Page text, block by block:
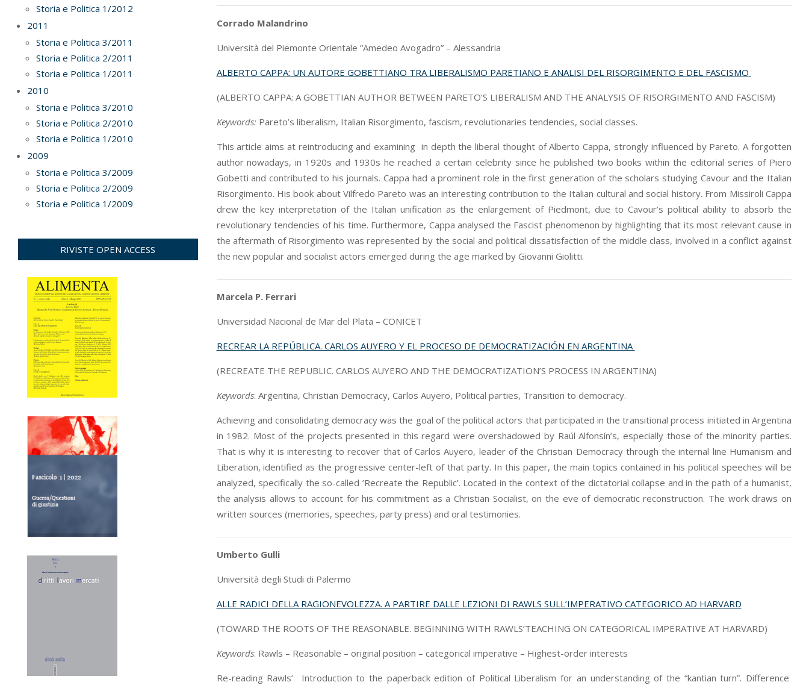
Corrado Malandrino
Università del Piemonte Orientale “Amedeo Avogadro” – Alessandria
ALBERTO CAPPA: UN AUTORE GOBETTIANO TRA LIBERALISMO PARETIANO E ANALISI DEL RISORGIMENTO E DEL FASCISMO
(ALBERTO CAPPA: A GOBETTIAN AUTHOR BETWEEN PARETO’S LIBERALISM AND THE ANALYSIS OF RISORGIMENTO AND FASCISM)
Keywords: Pareto’s liberalism, Italian Risorgimento, fascism, revolutionaries tendencies, social classes.
This article aims at reintroducing and examining in depth the liberal thought of Alberto Cappa, strongly influenced by Pareto. A forgotten
author nowadays, in 1920s and 1930s he reached a certain celebrity since he published two books within the editorial series of Piero
Gobetti and contributed to his journals. Cappa had a prominent role in the first generation of the scholars studying Cavour and the Italian
Risorgimento. His book about Vilfredo Pareto was an interesting contribution to the Italian cultural and social history. From Missiroli Cappa
drew the key interpretation of the Italian unification as the enlargement of Piedmont, due to Cavour’s political ability to absorb the
revolutionary tendencies of his time. Furthermore, Cappa analysed the Fascist phenomenon by highlighting that its most relevant cause in
the aftermath of Risorgimento was represented by the social and political dissatisfaction of the middle class, involved in a conflict against
the new popular and socialist actors emerged during the age marked by Giovanni Giolitti.
Marcela P. Ferrari
Universidad Nacional de Mar del Plata – CONICET
RECREAR LA REPÚBLICA. CARLOS AUYERO Y EL PROCESO DE DEMOCRATIZACIÓN EN ARGENTINA
(RECREATE THE REPUBLIC. CARLOS AUYERO AND THE DEMOCRATIZATION’S PROCESS IN ARGENTINA)
Keywords: Argentina, Christian Democracy, Carlos Auyero, Political parties, Transition to democracy.
Achieving and consolidating democracy was the goal of the political actors that participated in the transitional process initiated in Argentina
in 1982. Most of the projects presented in this regard were overshadowed by Raúl Alfonsín’s, especially those of the minority parties.
That is why it is interesting to recover that of Carlos Auyero, leader of the Christian Democracy through the internal line Humanism and
Liberation, identified as the progressive center-left of that party. In this paper, the main topics contained in his political speeches will be
analyzed, specifically the so-called ’Recreate the Republic’. Located in the context of the dictatorial collapse and in the path of a humanist,
the analysis allows to account for his commitment as a Christian Socialist, on the eve of democratic reconstruction. The work draws on
written sources (memories, speeches, party press) and oral testimonies.
Umberto Gulli
Università degli Studi di Palermo
ALLE RADICI DELLA RAGIONEVOLEZZA. A PARTIRE DALLE LEZIONI DI RAWLS SULL’IMPERATIVO CATEGORICO AD HARVARD
(TOWARD THE ROOTS OF THE REASONABLE. BEGINNING WITH RAWLS’TEACHING ON CATEGORICAL IMPERATIVE AT HARVARD)
Keywords: Rawls – Reasonable – original position – categorical imperative – Highest-order interests
Re-reading Rawls’ Introduction to the paperback edition of Political Liberalism for an understanding of the “kantian turn”. Difference
Storia e Politica 1/2012
2011
Storia e Politica 3/2011
Storia e Politica 2/2011
Storia e Politica 1/2011
2010
Storia e Politica 3/2010
Storia e Politica 2/2010
Storia e Politica 1/2010
2009
Storia e Politica 3/2009
Storia e Politica 2/2009
Storia e Politica 1/2009
RIVISTE OPEN ACCESS